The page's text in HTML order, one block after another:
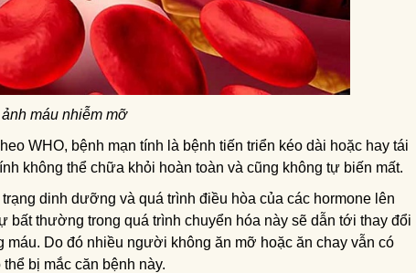
máu nhiễm mỡ
WHO, bệnh mạn tính là bệnh tiến triển kéo dài hoặc hay tái
không thể chữa khỏi hoàn toàn và cũng không tự biến mất.
dinh dưỡng và quá trình điều hòa của các hormone lên
bất thường trong quá trình chuyển hóa này sẽ dẫn tới thay đổi
Do đó nhiều người không ăn mỡ hoặc ăn chay vẫn có
bị mắc căn bệnh này.